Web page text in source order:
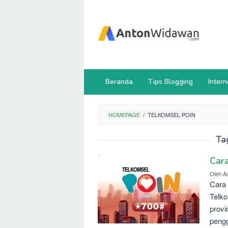
konten
Beranda Tips Blogging
HOMEPAGE / TELKOMSEL POIN
Oleh
Cara